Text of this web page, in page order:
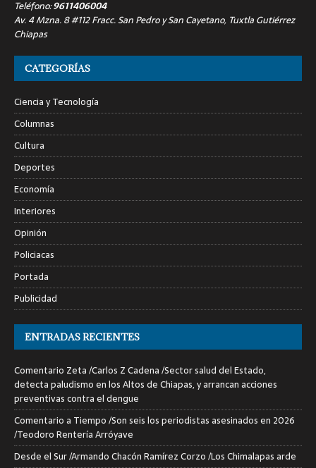
Teléfono:9611406004
Av. 4 Mzna. 8 #112 Fracc. San Pedro y San Cayetano, Tuxtla Gutiérrez
Chiapas
CATEGORÍAS
Ciencia y Tecnología
Columnas
Cultura
Deportes
Economía
Interiores
Opinión
Policiacas
Portada
Publicidad
ENTRADAS RECIENTES
Comentario Zeta /Carlos Z Cadena /Sector salud del Estado,
detecta paludismo en los Altos de Chiapas, y arrancan acciones
preventivas contra el dengue
Comentario a Tiempo /Son seis los periodistas asesinados en 2026
/Teodoro Rentería Arróyave
Desde el Sur /Armando Chacón Ramírez Corzo /Los Chimalapas arde